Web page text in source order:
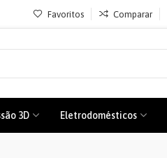
Favoritos Comparar
3D Eletrodomésticos